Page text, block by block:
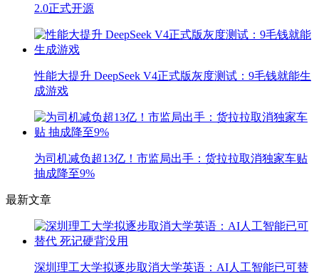
2.0正式开源
性能大提升 DeepSeek V4正式版灰度测试：9毛钱就能生
成游戏
为司机减负超13亿！市监局出手：货拉拉取消独家车贴
抽成降至9%
最新文章
深圳理工大学拟逐步取消大学英语：AI人工智能已可替